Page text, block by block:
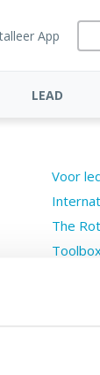
App
LEAD
Voor
The
Aan